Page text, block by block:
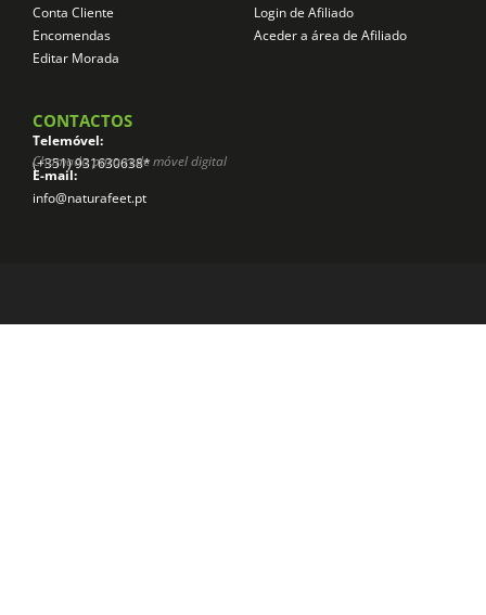
Conta Cliente
Encomendas
Editar Morada
Login de Afiliado
Aceder a área de Afiliado
CONTACTOS
Telemóvel:
(+351) 931630638*
Chamada para rede móvel digital
E-mail:
info@naturafeet.pt